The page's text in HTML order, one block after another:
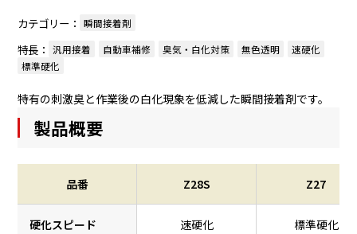
カテゴリー： 瞬間接着剤
特長： 汎用接着 自動車補修 臭気・白化対策 無色透明
速硬化
標準硬化
特有の刺激臭と作業後の白化現象を低減した瞬間接着剤です。
製品概要
品番 Z28S Z27
硬化スピード 速硬化 標準硬化